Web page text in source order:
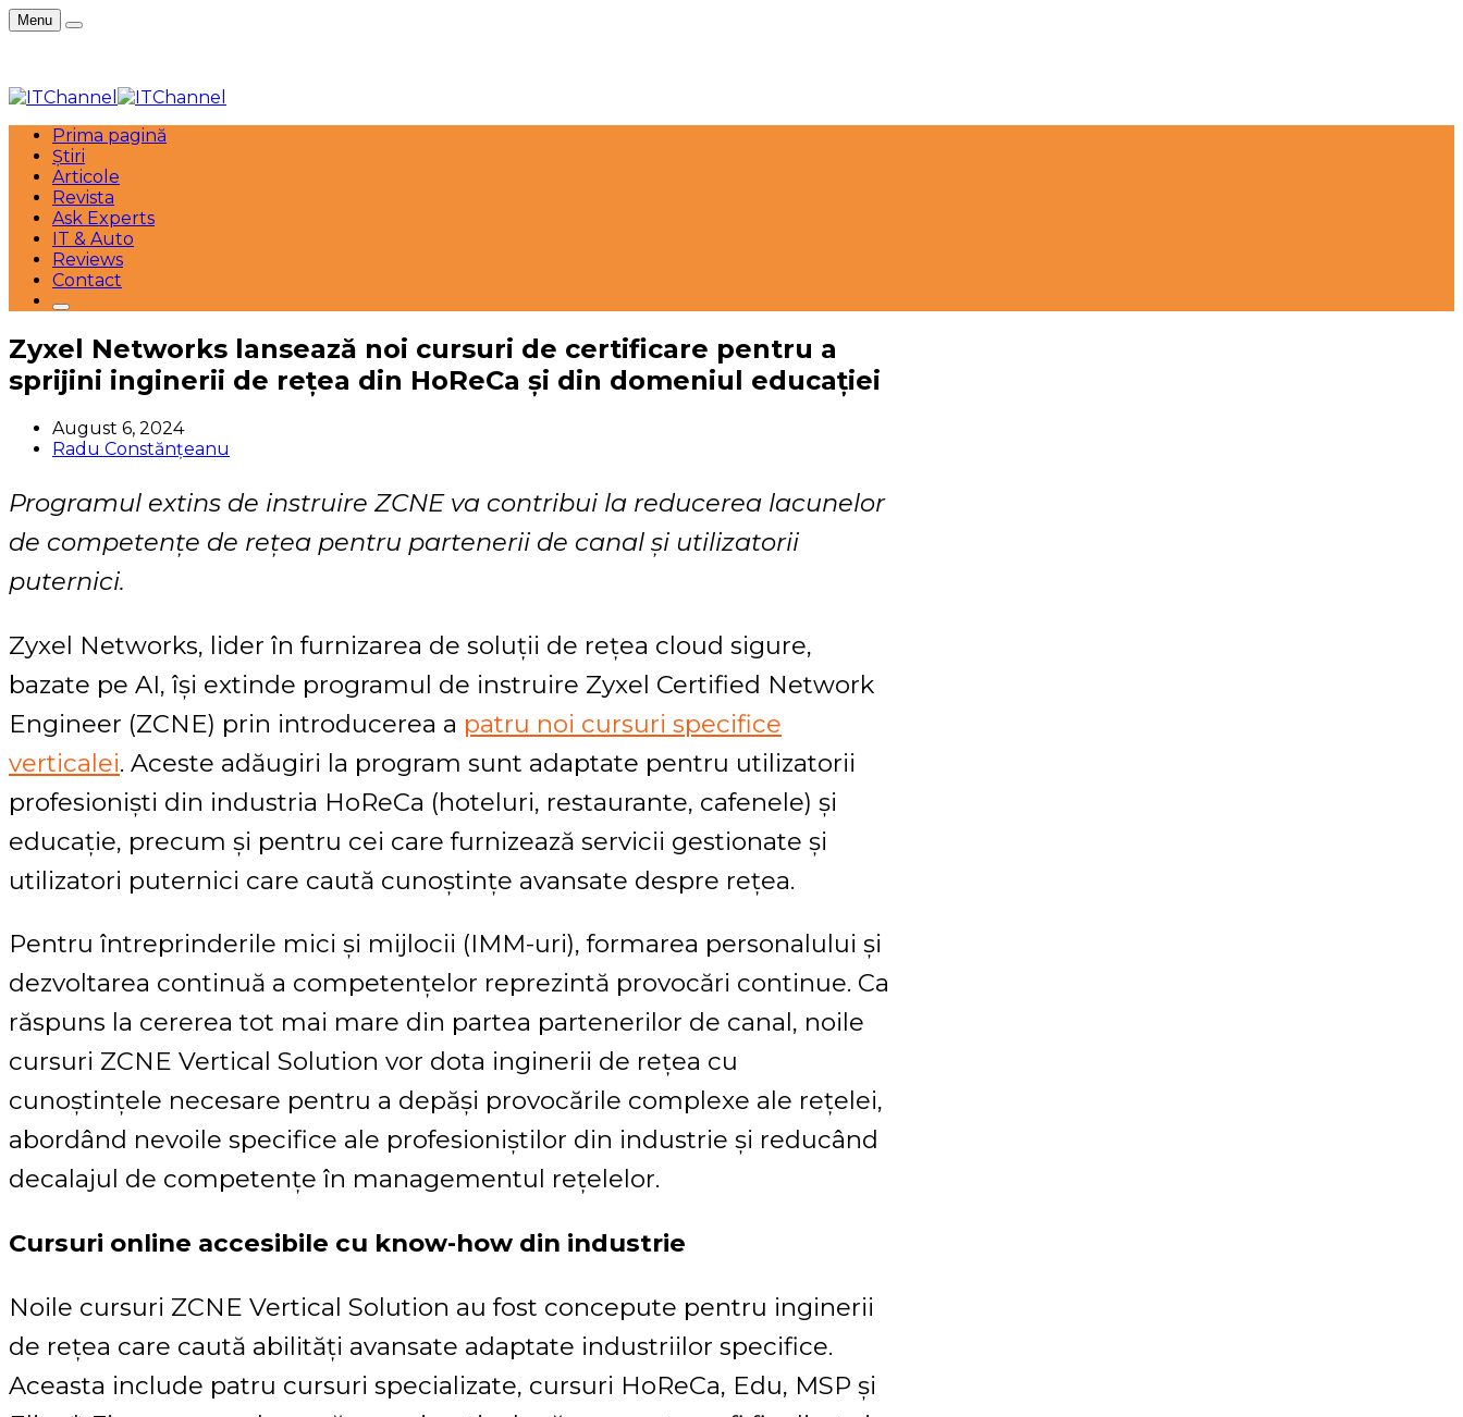
Menu
Prima pagină
Știri
Articole
Revista
Ask Experts
IT & Auto
Reviews
Contact
Zyxel Networks lansează noi cursuri de certificare pentru a
sprijini inginerii de rețea din HoReCa și din domeniul educației
August 6, 2024
Radu Constănțeanu
Programul extins de instruire ZCNE va contribui la reducerea lacunelor
de competențe de rețea pentru partenerii de canal și utilizatorii
puternici.
Zyxel Networks, lider în furnizarea de soluții de rețea cloud sigure,
bazate pe AI, își extinde programul de instruire Zyxel Certified Network
Engineer (ZCNE) prin introducerea a patru noi cursuri specifice
verticalei. Aceste adăugiri la program sunt adaptate pentru utilizatorii
profesioniști din industria HoReCa (hoteluri, restaurante, cafenele) și
educație, precum și pentru cei care furnizează servicii gestionate și
utilizatori puternici care caută cunoștințe avansate despre rețea.
Pentru întreprinderile mici și mijlocii (IMM-uri), formarea personalului și
dezvoltarea continuă a competențelor reprezintă provocări continue. Ca
răspuns la cererea tot mai mare din partea partenerilor de canal, noile
cursuri ZCNE Vertical Solution vor dota inginerii de rețea cu
cunoștințele necesare pentru a depăși provocările complexe ale rețelei,
abordând nevoile specifice ale profesioniștilor din industrie și reducând
decalajul de competențe în managementul rețelelor.
Cursuri online accesibile cu know-how din industrie
Noile cursuri ZCNE Vertical Solution au fost concepute pentru inginerii
de rețea care caută abilități avansate adaptate industriilor specifice.
Aceasta include patru cursuri specializate, cursuri HoReCa, Edu, MSP și